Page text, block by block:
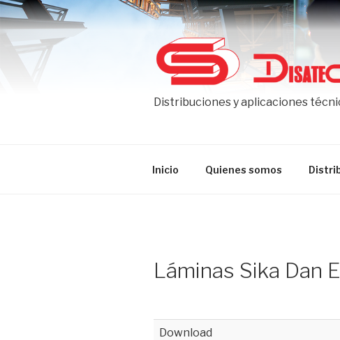
Ir
al
contenido
Distribuciones y aplicaciones
Inicio Quienes somos
Láminas Sika Dan
Download